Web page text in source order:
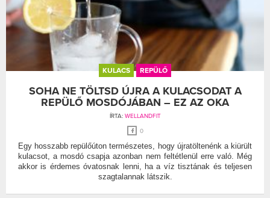
KULACS REPÜLŐ
SOHA NE TÖLTSD ÚJRA A KULACSODAT A
REPÜLŐ MOSDÓJÁBAN – EZ AZ OKA
ÍRTA: WELLANDFIT
0
Egy hosszabb repülőúton természetes, hogy újratöltenénk a kiürült
kulacsot, a mosdó csapja azonban nem feltétlenül erre való. Még
akkor is érdemes óvatosnak lenni, ha a víz tisztának és teljesen
szagtalannak látszik.